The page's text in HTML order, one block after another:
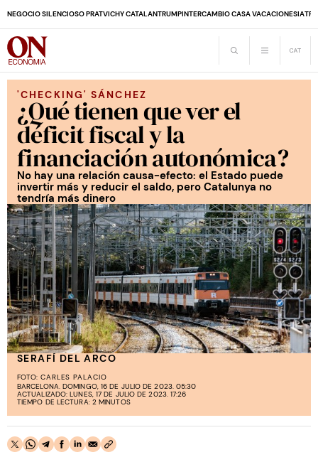
NEGOCIO SILENCIOSO PRATVICHY CATALANTRUMPINTERCAMBIO CASA VACACIONESIA
'CHECKING' SÁNCHEZ
¿Qué tienen que ver el
déficit fiscal y la
financiación autonómica?
No hay una relación causa-efecto: el Estado puede
invertir más y reducir el saldo, pero Catalunya no
tendría más dinero
SERAFÍ DEL ARCO
FOTO: CARLES PALACIO
BARCELONA. DOMINGO, 16 DE JULIO DE 2023. 05:30
ACTUALIZADO: LUNES, 17 DE JULIO DE 2023. 17:26
TIEMPO DE LECTURA: 2 MINUTOS